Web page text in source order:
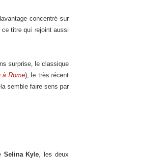
concentré sur
titre qui rejoint aussi
surprise, le classique
à Rome), le très récent
semble faire sens par
Selina Kyle , les deux